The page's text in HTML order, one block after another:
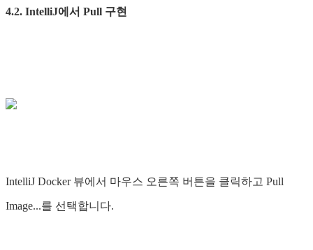
4.2. IntelliJ에서 Pull 구현
IntelliJ Docker 뷰에서 마우스 오른쪽 버튼을 클릭하고 Pull
Image...를 선택합니다.